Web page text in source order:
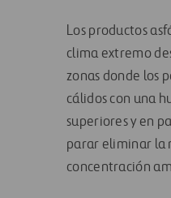
Los productos
clima extremo
zonas donde los
cálidos con una
superiores y en
parar eliminar la
concentración